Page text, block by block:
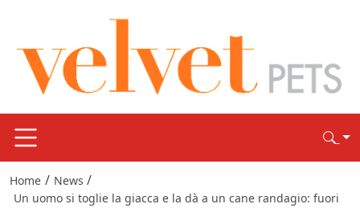
Home / News /
Un uomo si toglie la giacca e la dà a un cane randagio: fuori